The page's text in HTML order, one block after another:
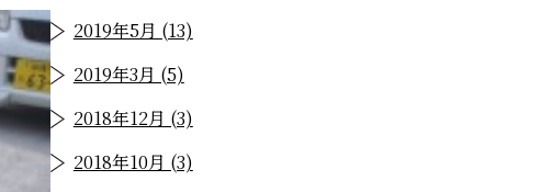
2019年5月 (13)
2019年3月 (5)
2018年12月 (3)
2018年10月 (3)